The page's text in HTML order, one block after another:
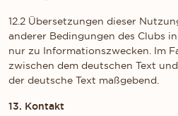
12.2 Übersetzungen dieser
anderer Bedingungen des Clubs
nur zu Informationszwecken. Im
zwischen dem deutschen Text
der deutsche Text maßgebend.
13. Kontakt